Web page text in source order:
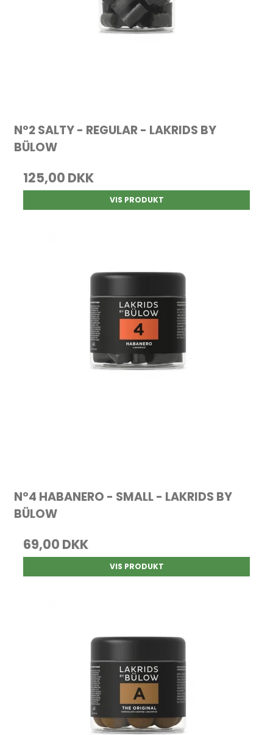
N°2 SALTY - REGULAR - LAKRIDS BY
BÜLOW
125,00 DKK
VIS PRODUKT
Nº4 HABANERO - SMALL - LAKRIDS BY
BÜLOW
69,00 DKK
VIS PRODUKT